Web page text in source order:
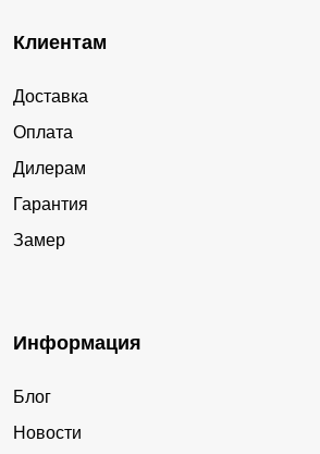
Клиентам
Доставка
Оплата
Дилерам
Гарантия
Замер
Информация
Блог
Новости